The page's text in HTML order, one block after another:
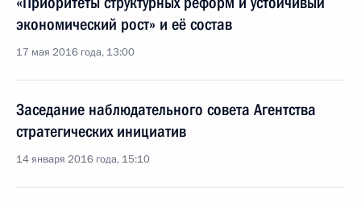
экономический рост» и её состав
17 мая 2016 года, 13:00
Заседание наблюдательного совета Агентства
стратегических инициатив
14 января 2016 года, 15:10